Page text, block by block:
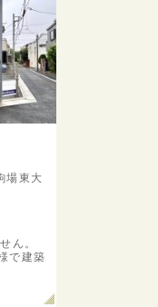
場東大
ん。
で建築